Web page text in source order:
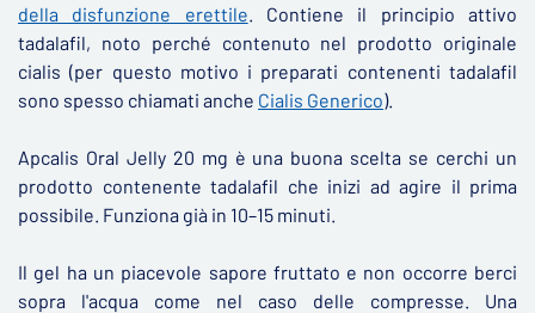
della disfunzione erettile. Contiene il principio attivo
tadalafil, noto perché contenuto nel prodotto originale
cialis (per questo motivo i preparati contenenti tadalafil
sono spesso chiamati anche Cialis Generico).
Apcalis Oral Jelly 20 mg è una buona scelta se cerchi un
prodotto contenente tadalafil che inizi ad agire il prima
possibile. Funziona già in 10–15 minuti.
Il gel ha un piacevole sapore fruttato e non occorre berci
sopra l'acqua come nel caso delle compresse. Una